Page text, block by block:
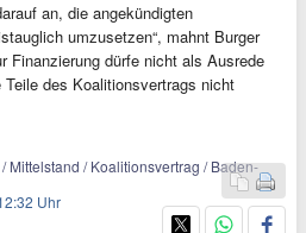
an, die angekündigten
umzusetzen“, mahnt Burger
Finanzierung dürfe nicht als Ausrede
des Koalitionsvertrags nicht
Mittelstand / Koalitionsvertrag / Baden-
Uhr